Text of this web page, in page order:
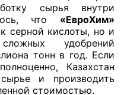
сырья внутри
что «ЕвроХим»
серной кислоты, но и
удобрений
тонн в год. Если
Казахстан
и производить
стоимостью.